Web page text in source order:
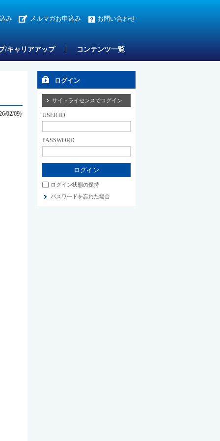
み メルマガお申込み お問い合わせ
/キャリアアップ コンテンツ一覧
02/09)
ログイン
サイトライセンスでログイン
USER ID
PASSWORD
ログイン状態の保持
パスワードを忘れた場合